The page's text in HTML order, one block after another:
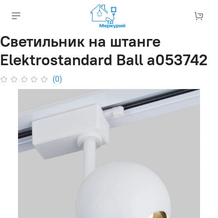
Светильник на штанге
Elektrostandard Ball a053742
(0)